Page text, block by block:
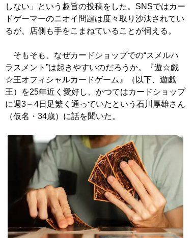
しない」という趣旨の投稿をした。SNSではカー
ドゲーマーのニオイ問題は度々取り沙汰されてい
るが、店側も手をこまねていることが伺える。
そもそも、なぜカードショップでの“スメルハ
ラスメント”は起きやすいのだろうか。『遊☆戯
☆王オフィシャルカードゲーム』（以下、遊戯
王）を25年近く愛好し、かつてはカードショップ
に週3～4日足繁く通っていたという石川厚雄さん
（仮名・34歳）に話を聞いた。